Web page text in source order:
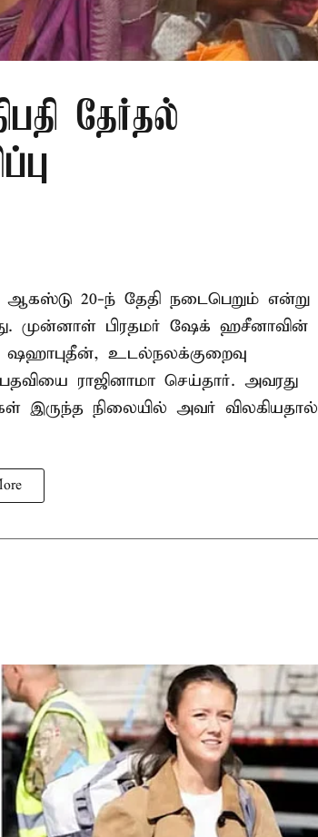
தேர்தல்
ஆகஸ்டு 20-ந் தேதி நடைபெறும் என்று
முன்னாள் பிரதமர் ஷேக் ஹசீனாவின்
ஷஹாபுதீன், உடல்நலக்குறைவு
ராஜினாமா செய்தார். அவரது
இருந்த நிலையில் அவர் விலகியதால்